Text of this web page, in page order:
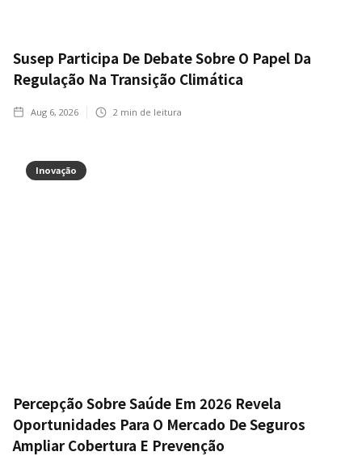
Susep Participa De Debate Sobre O Papel Da
Regulação Na Transição Climática
Aug 6, 2026 2 min de leitura
Inovação
Percepção Sobre Saúde Em 2026 Revela
Oportunidades Para O Mercado De Seguros
Ampliar Cobertura E Prevenção